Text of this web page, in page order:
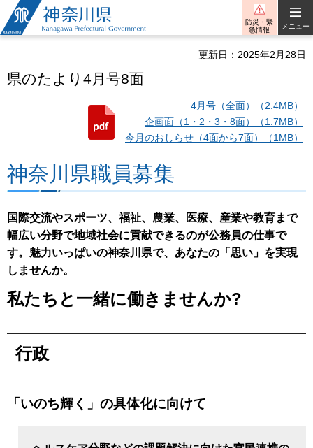
神奈川県
防災・緊
急情報
メニュー
更新日：2025年2月28日
県のたより4月号8面
4月号（全面）（2.4MB）
企画面（1・2・3・8面）（1.7MB）
今月のおしらせ（4面から7面）（1MB）
神奈川県職員募集
国際交流やスポーツ、福祉、農業、医療、産業や教育まで
幅広い分野で地域社会に貢献できるのが公務員の仕事で
す。魅力いっぱいの神奈川県で、あなたの「思い」を実現
しませんか。
私たちと一緒に働きませんか?
行政
「いのち輝く」の具体化に向けて